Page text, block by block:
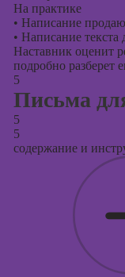
На практике
• Написание
• Написание текста
Наставник оценит
подробно разберет
5
Письма
5
5
содержание и